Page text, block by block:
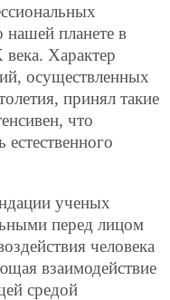
нашей планете в
Характер
осуществленных
принял такие
что
естественного
ученых
перед лицом
человека
взаимодействие
средой